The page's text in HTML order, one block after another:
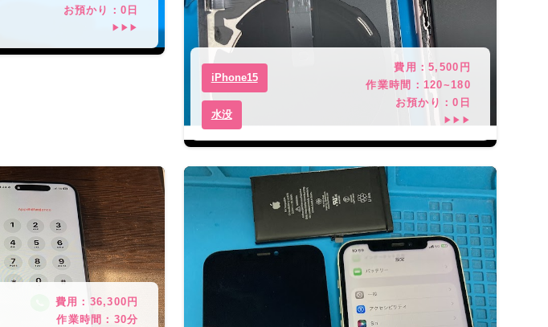
お預かり：0 日
▶▶▶
iPhone15
水没
費用：5,500 円
作業時間： 120~180
お預かり：0 日
▶▶▶
費用： 36,300 円
作業時間： 30分